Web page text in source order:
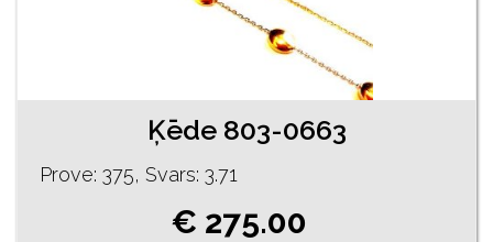
Ķēde 803-0663
Prove: 375, Svars: 3.71
€ 275.00